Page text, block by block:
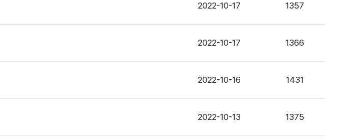
2022-10-17 1357
2022-10-17 1366
2022-10-16 1431
2022-10-13 1375